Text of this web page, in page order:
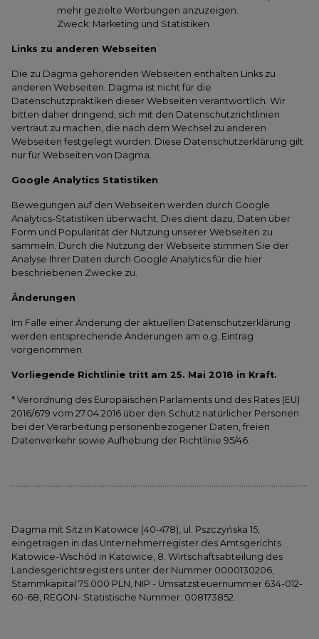
mehr gezielte Werbungen anzuzeigen.
Zweck: Marketing und Statistiken
Links zu anderen Webseiten
Die zu Dagma gehörenden Webseiten enthalten Links zu
anderen Webseiten. Dagma ist nicht für die
Datenschutzpraktiken dieser Webseiten verantwortlich. Wir
bitten daher dringend, sich mit den Datenschutzrichtlinien
vertraut zu machen, die nach dem Wechsel zu anderen
Webseiten festgelegt wurden. Diese Datenschutzerklärung gilt
nur für Webseiten von Dagma.
Google Analytics Statistiken
Bewegungen auf den Webseiten werden durch Google
Analytics-Statistiken überwacht. Dies dient dazu, Daten über
Form und Popularität der Nutzung unserer Webseiten zu
sammeln. Durch die Nutzung der Webseite stimmen Sie der
Analyse Ihrer Daten durch Google Analytics für die hier
beschriebenen Zwecke zu.
Änderungen
Im Falle einer Änderung der aktuellen Datenschutzerklärung
werden entsprechende Änderungen am o.g. Eintrag
vorgenommen.
Vorliegende Richtlinie tritt am 25. Mai 2018 in Kraft.
* Verordnung des Europäischen Parlaments und des Rates (EU)
2016/679 vom 27.04.2016 über den Schutz natürlicher Personen
bei der Verarbeitung personenbezogener Daten, freien
Datenverkehr sowie Aufhebung der Richtlinie 95/46.
Dagma mit Sitz in Katowice (40-478), ul. Pszczyńska 15,
eingetragen in das Unternehmerregister des Amtsgerichts
Katowice-Wschód in Katowice, 8. Wirtschaftsabteilung des
Landesgerichtsregisters unter der Nummer 0000130206,
Stammkapital 75.000 PLN, NIP - Umsatzsteuernummer 634-012-
60-68, REGON- Statistische Nummer: 008173852.